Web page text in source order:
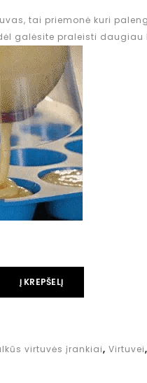
tai priemonė kuri
galėsite praleisti daugiau
Į KREPŠELĮ
virtuvės įrankiai, Virtuvei,